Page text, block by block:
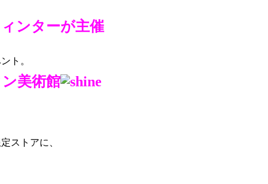
ンターが主催
ト。
美術館
ストアに、